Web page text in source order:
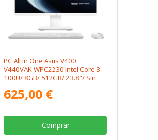
PC All in One Asus V400
V440VAK-WPC2230 Intel Core 3-
100U/ 8GB/ 512GB/ 23.8"/ Sin
625,00 €
Comprar